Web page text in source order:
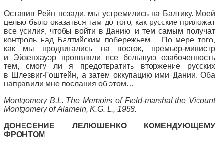
Оставив Рейн позади, мы устремились на Балтику. Моей
целью было оказаться там до того, как русские приложат
все усилия, чтобы войти в Данию, и тем самым получат
контроль над Балтийским побережьем… По мере того,
как мы продвигались на восток, премьер-министр
и Эйзенхауэр проявляли все большую озабоченность
тем, смогу ли я предотвратить вторжение русских
в Шлезвиг-Гоштейн, а затем оккупацию ими Дании. Оба
направили мне послания об этом…
MontgomeryB.L. The Memoirs of Field-marshal the Vicount
Montgomery of Alamein, K.G. L., 1958.
ДОНЕСЕНИЕ ЛЕЛЮШЕНКО КОМЕНДУЮЩЕМУ
ФРОНТОМ